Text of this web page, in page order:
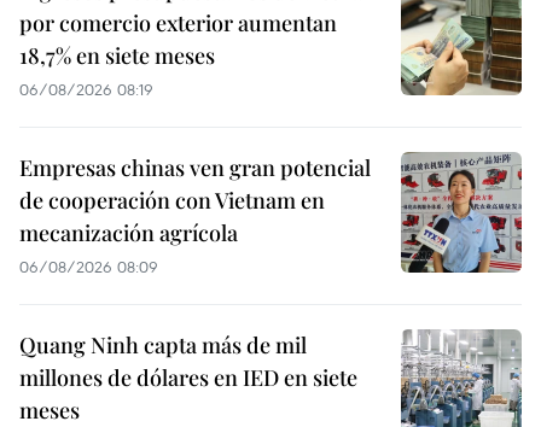
por comercio exterior aumentan
18,7% en siete meses
06/08/2026 08:19
Empresas chinas ven gran potencial
de cooperación con Vietnam en
mecanización agrícola
06/08/2026 08:09
Quang Ninh capta más de mil
millones de dólares en IED en siete
meses